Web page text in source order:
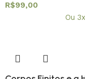
R$99,00
Ou